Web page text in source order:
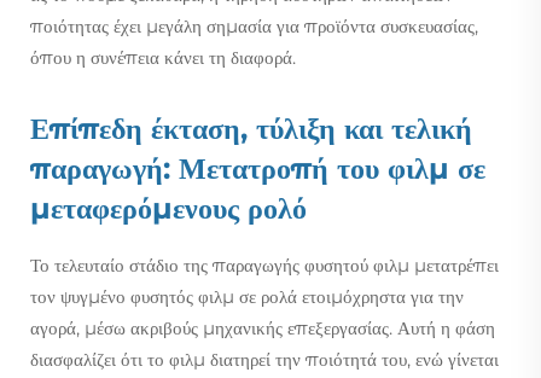
ποιότητας έχει μεγάλη σημασία για προϊόντα συσκευασίας,
όπου η συνέπεια κάνει τη διαφορά.
Επίπεδη έκταση, τύλιξη και τελική
παραγωγή: Μετατροπή του φιλμ σε
μεταφερόμενους ρολό
Το τελευταίο στάδιο της παραγωγής φυσητού φιλμ μετατρέπει
τον ψυγμένο φυσητός φιλμ σε ρολά ετοιμόχρηστα για την
αγορά, μέσω ακριβούς μηχανικής επεξεργασίας. Αυτή η φάση
διασφαλίζει ότι το φιλμ διατηρεί την ποιότητά του, ενώ γίνεται